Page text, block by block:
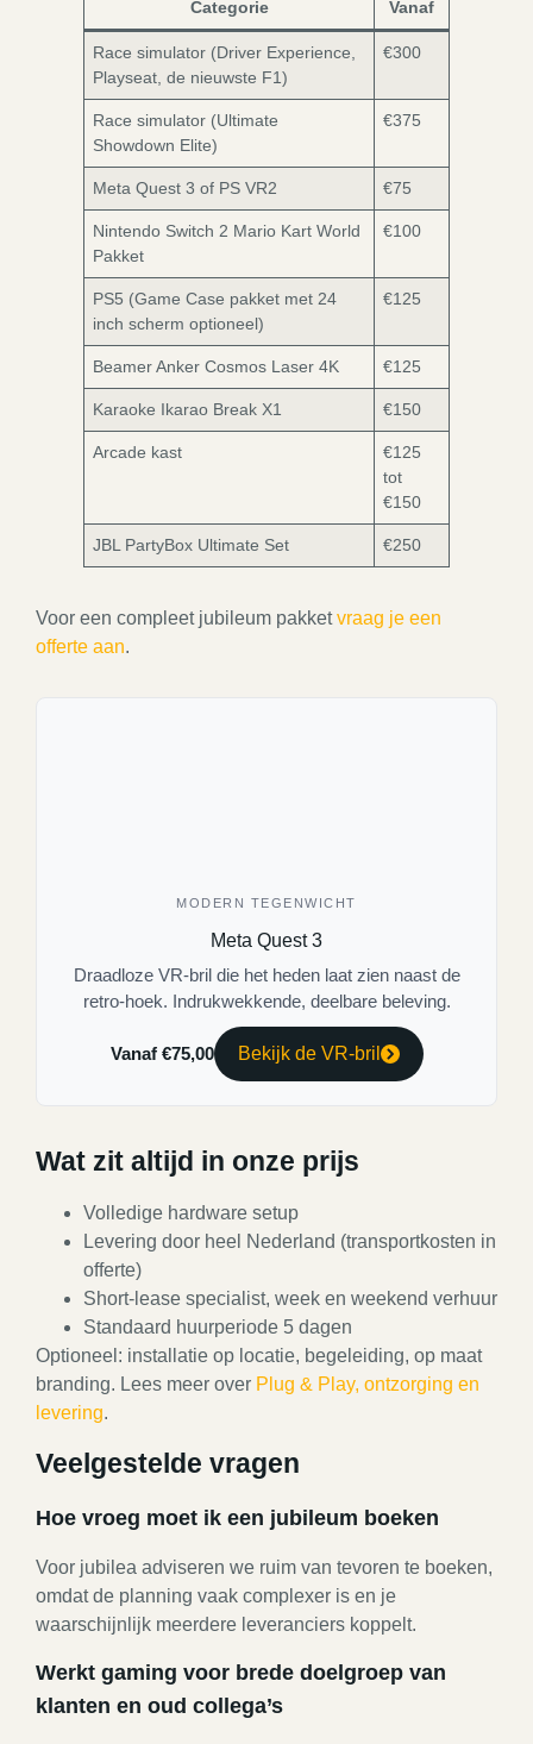
Categorie Vanaf
Race simulator (Driver Experience,
Playseat, de nieuwste F1)
€300
Race simulator (Ultimate
Showdown Elite)
€375
Meta Quest 3 of PS VR2 €75
Nintendo Switch 2 Mario Kart World
Pakket
€100
PS5 (Game Case pakket met 24
inch scherm optioneel)
€125
Beamer Anker Cosmos Laser 4K €125
Karaoke Ikarao Break X1 €150
Arcade kast
€125
tot
€150
JBL PartyBox Ultimate Set €250
Voor een compleet jubileum pakketvraag je een
offerte aan.
MODERN TEGENWICHT
Meta Quest 3
Draadloze VR-bril die het heden laat zien naast de
retro-hoek. Indrukwekkende, deelbare beleving.
Vanaf €75,00 Bekijk de VR-bril
Wat zit altijd in onze prijs
Volledige hardware setup
Levering door heel Nederland (transportkosten in
offerte)
Short-lease specialist, week en weekend verhuur
Standaard huurperiode 5 dagen
Optioneel: installatie op locatie, begeleiding, op maat
branding. Lees meer over Plug & Play, ontzorging en
levering.
Veelgestelde vragen
Hoe vroeg moet ik een jubileum boeken
Voor jubilea adviseren we ruim van tevoren te boeken,
omdat de planning vaak complexer is en je
waarschijnlijk meerdere leveranciers koppelt.
Werkt gaming voor brede doelgroep van
klanten en oud collega’s